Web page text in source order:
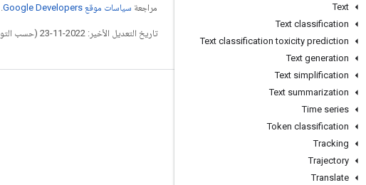
Text
Text classification
Text classification toxicity prediction
Text generation
Text simplification
Text summarization
Time series
Token classification
Tracking
Trajectory
Translate
مراجعة سياسات موقع Google Developers‏
تاريخ التعديل الأخير: 2022-11-23 (حسب التوقيت العالمي المتفَّق عليه)
التواصل الاجتماعي
المنتدى
GitHub